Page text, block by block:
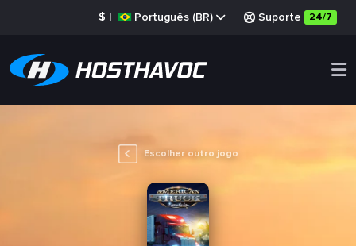
$ | Português (BR) Suporte 24/7
Escolher outro jogo